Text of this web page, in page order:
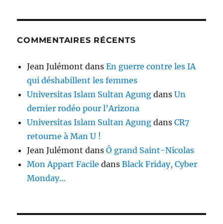
COMMENTAIRES RÉCENTS
Jean Julémont dansEn guerre contre les IA
qui déshabillent les femmes
Universitas Islam Sultan Agung dansUn
dernier rodéo pour l’Arizona
Universitas Islam Sultan Agung dansCR7
retourne à Man U !
Jean Julémont dansÔ grand Saint-Nicolas
Mon Appart Facile dansBlack Friday, Cyber
Monday…